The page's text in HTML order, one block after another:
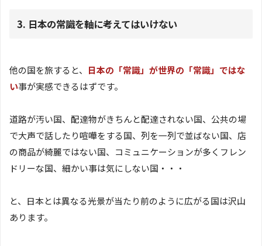
3. 日本の常識を軸に考えてはいけない
他の国を旅すると、 日本の「常識」が世界の「常識」ではな
い事が実感できるはずです。
道路が汚い国、配達物がきちんと配達されない国、公共の場
で大声で話したり喧嘩をする国、列を一列で並ばない国、店
の商品が綺麗ではない国、コミュニケーションが多くフレン
ドリーな国、細かい事は気にしない国・・・
と、日本とは異なる光景が当たり前のように広がる国は沢山
あります。